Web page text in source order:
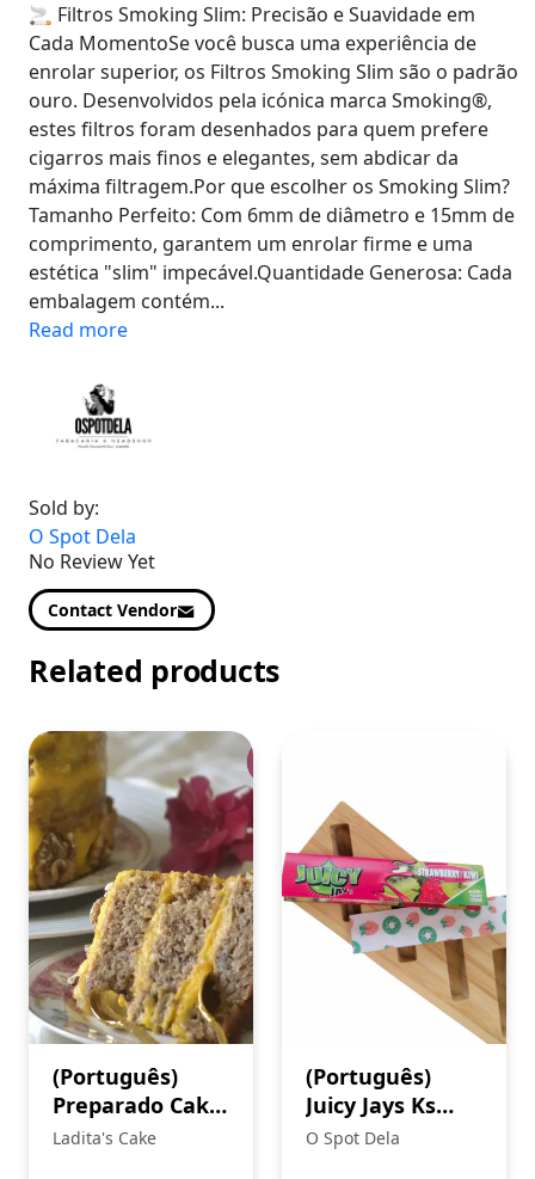
​🚬 Filtros Smoking Slim: Precisão e Suavidade em
Cada MomentoSe você busca uma experiência de
enrolar superior, os Filtros Smoking Slim são o padrão
ouro. Desenvolvidos pela icónica marca Smoking®,
estes filtros foram desenhados para quem prefere
cigarros mais finos e elegantes, sem abdicar da
máxima filtragem.Por que escolher os Smoking Slim?
Tamanho Perfeito: Com 6mm de diâmetro e 15mm de
comprimento, garantem um enrolar firme e uma
estética "slim" impecável.Quantidade Generosa: Cada
embalagem contém...
Read more
Sold by:
O Spot Dela
No Review Yet
Contact Vendor
Related products
(Português)
Preparado Cake
de Noz
Ladita's Cake
(Português)
Juicy Jays Ks
Slim
O Spot Dela